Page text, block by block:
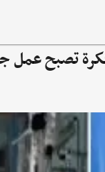
تصبح عمل